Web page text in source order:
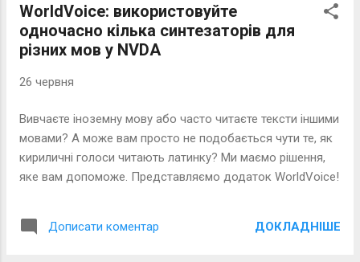
WorldVoice: використовуйте
одночасно кілька синтезаторів для
різних мов у NVDA
26 червня
Вивчаєте іноземну мову або часто читаєте тексти іншими
мовами? А може вам просто не подобається чути те, як
кириличні голоси читають латинку? Ми маємо рішення,
яке вам допоможе. Представляємо додаток WorldVoice!
Дописати коментар ДОКЛАДНІШЕ